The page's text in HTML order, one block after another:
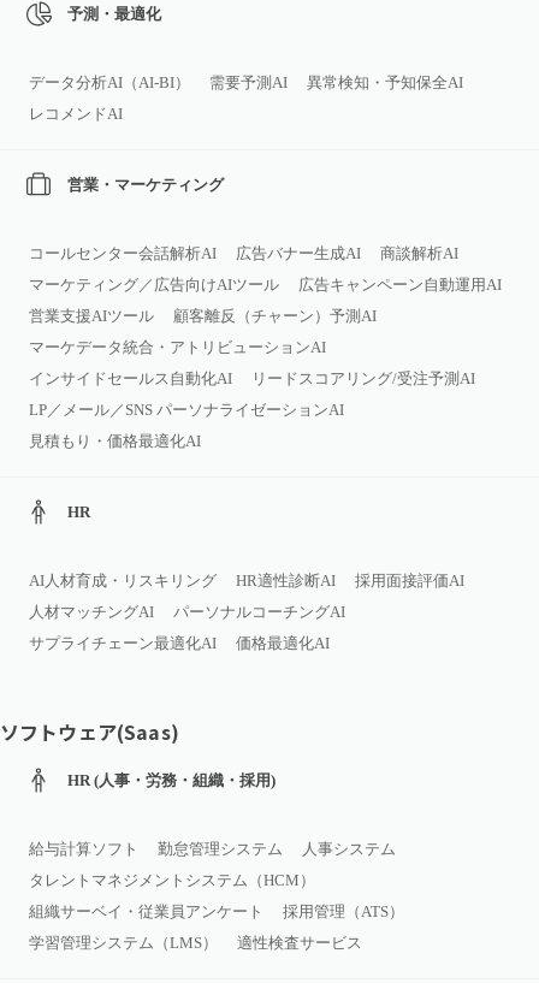
予測・最適化
データ分析AI（AI‑BI） 需要予測AI
異常検知・予知保全AI
レコメンドAI
営業・マーケティング
コールセンター会話解析AI 広告バナー生成AI
商談解析AI
マーケティング／広告向けAIツール
広告キャンペーン自動運用AI
営業支援AIツール
顧客離反（チャーン）予測AI
マーケデータ統合・アトリビューションAI
インサイドセールス自動化AI
リードスコアリング/受注予測AI
LP／メール／SNS パーソナライゼーションAI
見積もり・価格最適化AI
HR
AI人材育成・リスキリング HR適性診断AI
採用面接評価AI
人材マッチングAI
パーソナルコーチングAI
サプライチェーン最適化AI
価格最適化AI
ソフトウェア(Saas)
HR (人事・労務・組織・採用)
給与計算ソフト 勤怠管理システム
人事システム
タレントマネジメントシステム（HCM）
組織サーベイ・従業員アンケート
採用管理（ATS）
学習管理システム（LMS）
適性検査サービス